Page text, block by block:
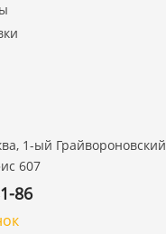
1-ый
607
86